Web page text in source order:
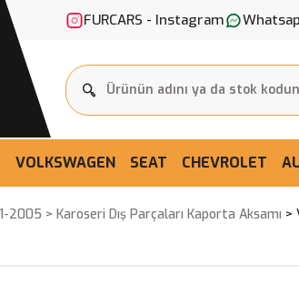
FURCARS - Instagram
VOLKSWAGEN SEAT CHEVROLET
2005 Karoseri Dış Parçaları Kaporta Aksamı